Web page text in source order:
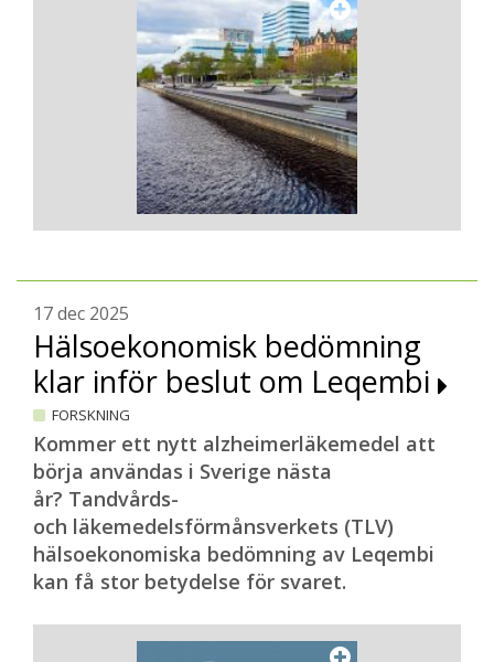
17 dec 2025
Hälsoekonomisk bedömning
klar inför beslut om Leqembi
FORSKNING
Kommer ett nytt alzheimerläkemedel att
börja användas i Sverige nästa
år? Tandvårds-
och läkemedelsförmånsverkets (TLV)
hälsoekonomiska bedömning av Leqembi
kan få stor betydelse för svaret.